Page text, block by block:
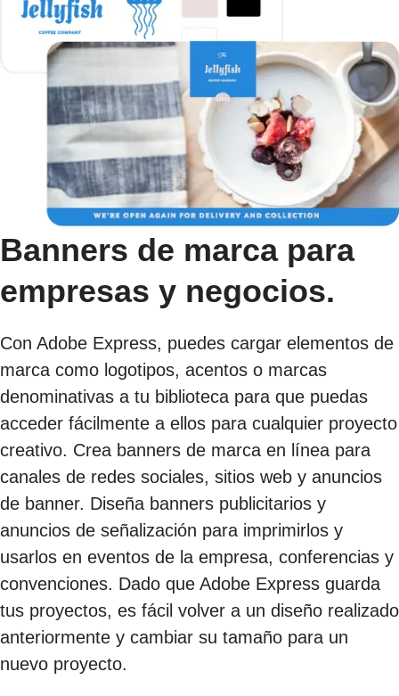
Banners de marca para
empresas y negocios.
Con Adobe Express, puedes cargar elementos de
marca como logotipos, acentos o marcas
denominativas a tu biblioteca para que puedas
acceder fácilmente a ellos para cualquier proyecto
creativo. Crea banners de marca en línea para
canales de redes sociales, sitios web y anuncios
de banner. Diseña banners publicitarios y
anuncios de señalización para imprimirlos y
usarlos en eventos de la empresa, conferencias y
convenciones. Dado que Adobe Express guarda
tus proyectos, es fácil volver a un diseño realizado
anteriormente y cambiar su tamaño para un
nuevo proyecto.